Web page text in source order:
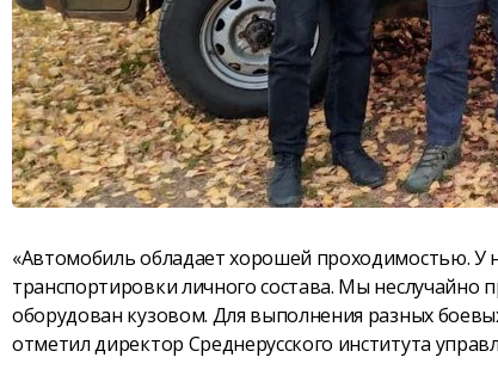
«Автомобиль обладает хорошей проходимостью. У
транспортировки личного состава. Мы
оборудован кузовом. Для выполнения разных
отметил директор Среднерусского института